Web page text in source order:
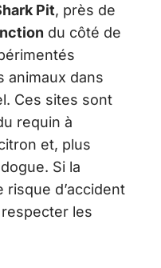
Pit, près de
du côté de
animaux dans
Ces sites sont
requin à
et, plus
Si la
d’accident
les